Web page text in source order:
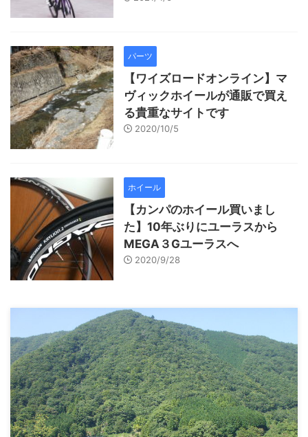
パーツ
【ワイズロードオンライン】マ
ヴィックホイールが通販で買え
る貴重なサイトです
2020/10/5
ホイール
【カンパのホイール買いまし
た】10年ぶりにユーラスから
MEGA３Gユーラスへ
2020/9/28